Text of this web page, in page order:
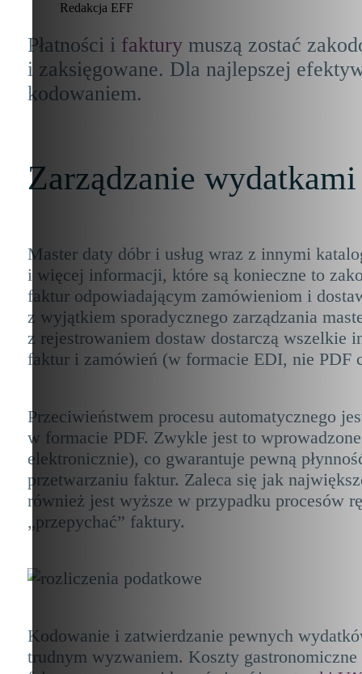
Redakcja EFF
Płatności i fakturymuszą zostać
i zaksięgowane. Dla najlepszej
kodowaniem.
Zarządzanie wydatkami
Master daty dóbr i usług wraz z innymi
i więcej informacji, które są konieczne to
faktur odpowiadającym zamówieniom i
z wyjątkiem sporadycznego zarządzania
z rejestrowaniem dostaw dostarczą wszelkie
faktur i zamówień (w formacie EDI, nie PDF
Przeciwieństwem procesu automatycznego
w formacie PDF. Zwykle jest to
elektronicznie), co gwarantuje pewną
przetwarzaniu faktur. Zaleca się jak
również jest wyższe w przypadku procesów
„przepychać” faktury.
Kodowanie i zatwierdzanie pewnych
trudnym wyzwaniem. Koszty